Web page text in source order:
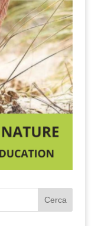
Cerca